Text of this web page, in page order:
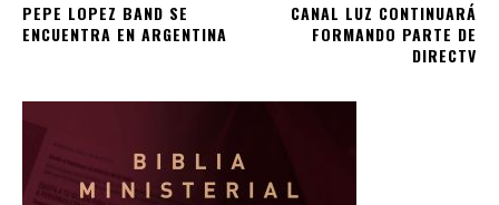
PEPE LOPEZ BAND SE
ENCUENTRA EN ARGENTINA
CANAL LUZ CONTINUARÁ
FORMANDO PARTE DE
DIRECTV